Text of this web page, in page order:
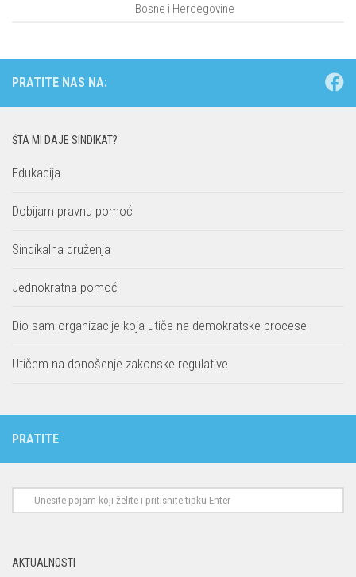
Bosne i Hercegovine
PRATITE NAS NA:
ŠTA MI DAJE SINDIKAT?
Edukacija
Dobijam pravnu pomoć
Sindikalna druženja
Jednokratna pomoć
Dio sam organizacije koja utiče na demokratske procese
Utičem na donošenje zakonske regulative
PRATITE
AKTUALNOSTI